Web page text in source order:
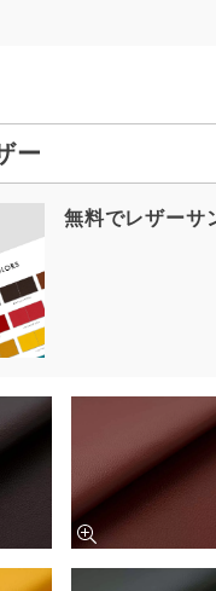
ー
無料でレザーサ